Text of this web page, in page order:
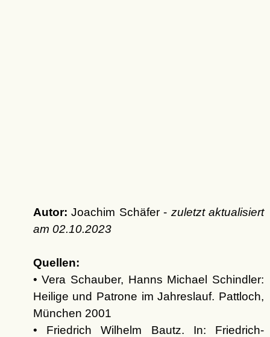
Autor: Joachim Schäfer - zuletzt aktualisiert
am 02.10.2023
Quellen:
• Vera Schauber, Hanns Michael Schindler:
Heilige und Patrone im Jahreslauf. Pattloch,
München 2001
• Friedrich Wilhelm Bautz. In: Friedrich-